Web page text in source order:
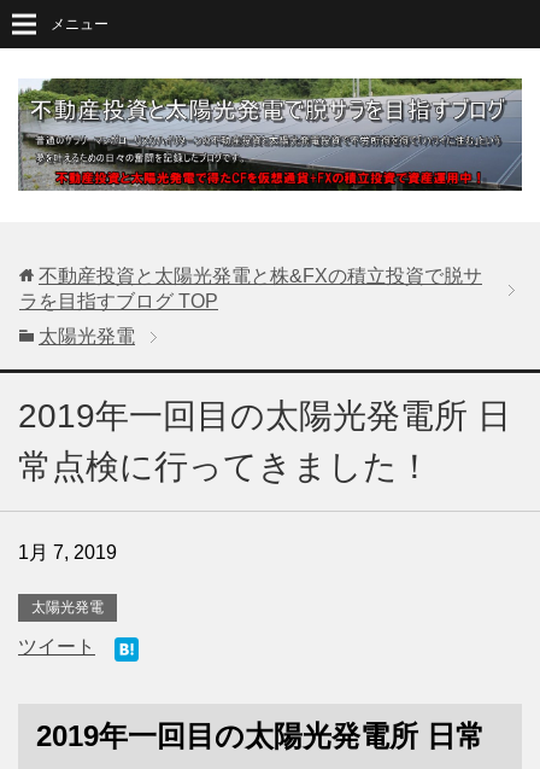
メニュー
不動産投資と太陽光発電と株&FXの積立投資で脱サ
ラを目指すブログ TOP
太陽光発電
2019年一回目の太陽光発電所 日
常点検に行ってきました！
1月 7, 2019
太陽光発電
ツイート
2019年一回目の太陽光発電所 日常